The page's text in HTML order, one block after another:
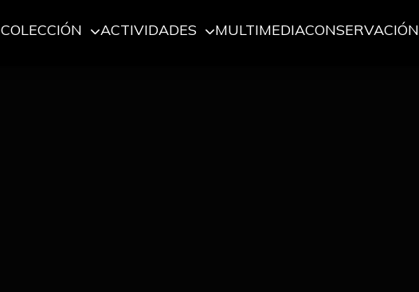
COLECCIÓN ACTIVIDADES MULTIMEDIACONSERVACIÓN